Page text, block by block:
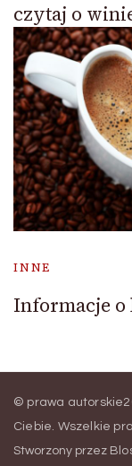
czytaj o
INNE
Informacje o
© prawa
Ciebie. Wszelkie
Stworzony przez